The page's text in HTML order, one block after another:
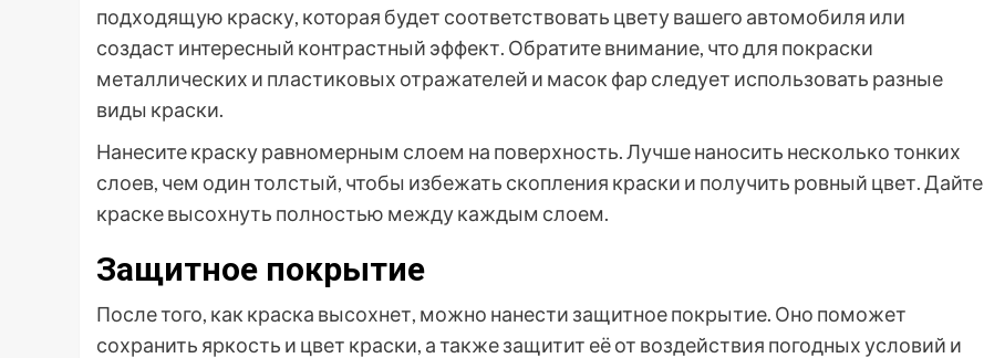
подходящую краску, которая будет соответствовать цвету вашего автомобиля или
создаст интересный контрастный эффект. Обратите внимание, что для покраски
металлических и пластиковых отражателей и масок фар следует использовать разные
виды краски.
Нанесите краску равномерным слоем на поверхность. Лучше наносить несколько тонких
слоев, чем один толстый, чтобы избежать скопления краски и получить ровный цвет. Дайте
краске высохнуть полностью между каждым слоем.
Защитное покрытие
После того, как краска высохнет, можно нанести защитное покрытие. Оно поможет
сохранить яркость и цвет краски, а также защитит её от воздействия погодных условий и